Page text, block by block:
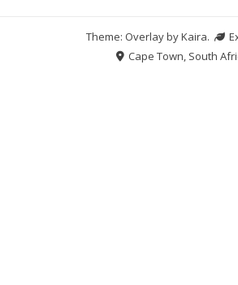
Theme: Overlay byKaira.
Cape Town, South